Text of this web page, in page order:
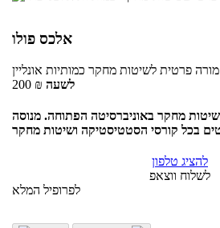
אלכס פולו
מורה פרטית לשיטות מחקר כמותיות אונליין
200 ₪ לשעה
מחקר באוניברסיטה הפתוחה. מנוסה
בכל קורסי הסטטיסטיקה ושיטות מחקר
להציג טלפון
לשלוח ווצאפ
לפרופיל המלא